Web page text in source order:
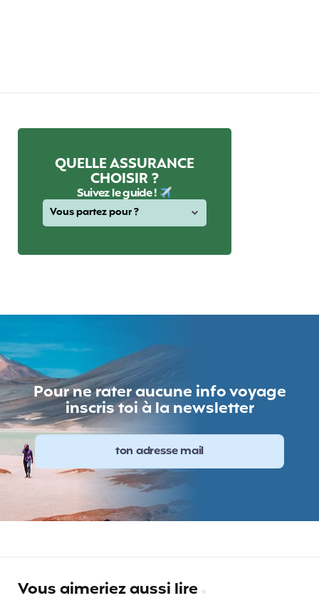
QUELLE ASSURANCE
CHOISIR ?
Suivez le guide !
Pour ne rater aucune info voyage
inscris toi à la newsletter
Vous aimeriez aussi lire